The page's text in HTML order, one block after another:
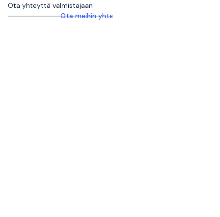
Ota yhteyttä valmistajaan
Ota meihin yhteyttä saadaksesi lisätietoja